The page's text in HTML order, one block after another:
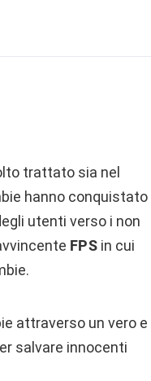
trattato sia nel
hanno conquistato
utenti verso i non
FPSin cui
attraverso un vero e
salvare innocenti